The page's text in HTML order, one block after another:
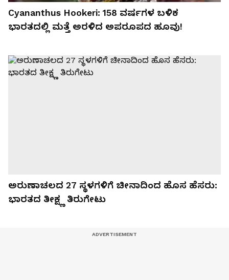
Cyananthus Hookeri: 158 ವರ್ಷಗಳ ಬಳಿಕ
ಭಾರತದಲ್ಲಿ ಮತ್ತೆ ಅರಳಿದ ಅಪರೂಪದ ಹೂವು!
ಅರುಣಾಚಲದ 27 ಸ್ಥಳಗಳಿಗೆ ಚೀನಾದಿಂದ ಹೊಸ ಹೆಸರು:
ಭಾರತದ ತೀಕ್ಷ್ಣ ತಿರುಗೇಟು